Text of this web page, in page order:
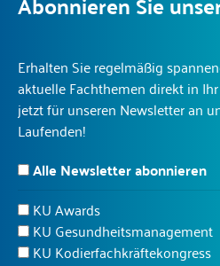
Erhalten Sie regelmäßig
aktuelle Fachthemen direkt in
jetzt für unseren Newsletter an
Laufenden!
Alle Newsletter abonnieren
KU Awards
KU Gesundheitsmanagement
KU Kodierfachkräftekongress